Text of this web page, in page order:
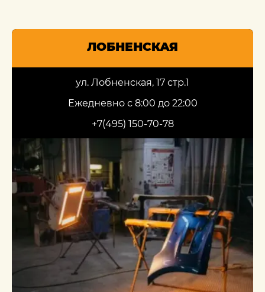
ЛОБНЕНСКАЯ
ул. Лобненская, 17 стр.1
Ежедневно с 8:00 до 22:00
+7(495) 150-70-78